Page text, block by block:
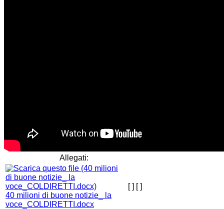
Allegati:
40 milioni di buone notizie_ la
voce_COLDIRETTI.docx
[ ] [ ]